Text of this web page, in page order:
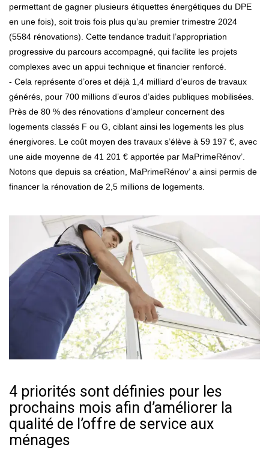
permettant de gagner plusieurs étiquettes énergétiques du DPE
en une fois), soit trois fois plus qu’au premier trimestre 2024
(5584 rénovations). Cette tendance traduit l’appropriation
progressive du parcours accompagné, qui facilite les projets
complexes avec un appui technique et financier renforcé.
- Cela représente d’ores et déjà 1,4 milliard d’euros de travaux
générés, pour 700 millions d’euros d’aides publiques mobilisées.
Près de 80 % des rénovations d’ampleur concernent des
logements classés F ou G, ciblant ainsi les logements les plus
énergivores. Le coût moyen des travaux s’élève à 59 197 €, avec
une aide moyenne de 41 201 € apportée par MaPrimeRénov’.
Notons que depuis sa création, MaPrimeRénov’ a ainsi permis de
financer la rénovation de 2,5 millions de logements.
4 priorités sont définies pour les
prochains mois afin d’améliorer la
qualité de l’offre de service aux
ménages